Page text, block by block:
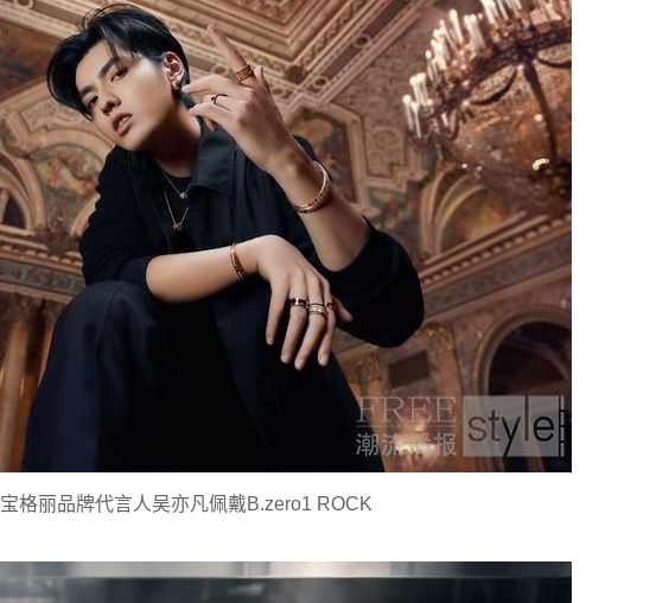
宝格丽品牌代言人吴亦凡佩戴B.zero1 ROCK